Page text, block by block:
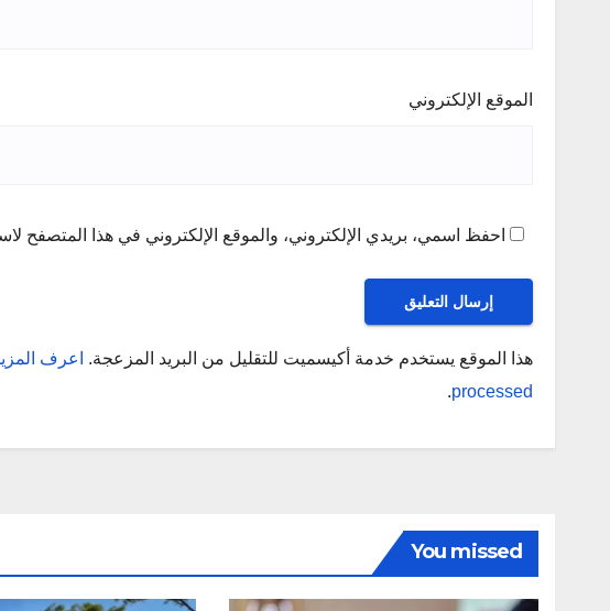
الموقع الإلكتروني
احفظ اسمي، بريدي الإلكتروني، والموقع الإلكتروني في هذا المتصفح
هذا الموقع يستخدم خدمة أكيسميت للتقليل من البريد المزعجة.
اعرف
processed
.
You missed